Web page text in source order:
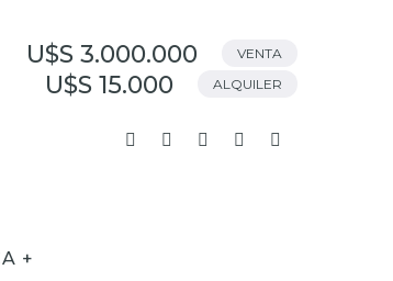
U$S 3.000.000 VENTA
U$S 15.000 ALQUILER
+